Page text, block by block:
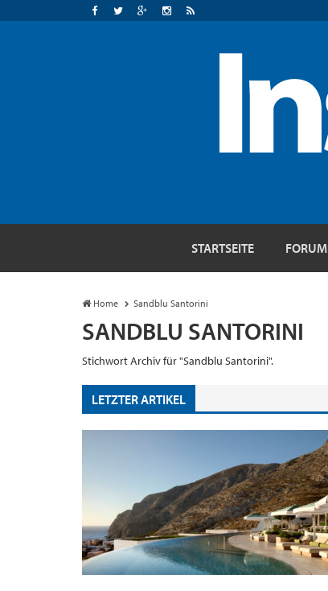
STARTSEITE FORUM
Home Sandblu Santorini
SANDBLU SANTORINI
Stichwort Archiv für "Sandblu Santorini".
LETZTER ARTIKEL